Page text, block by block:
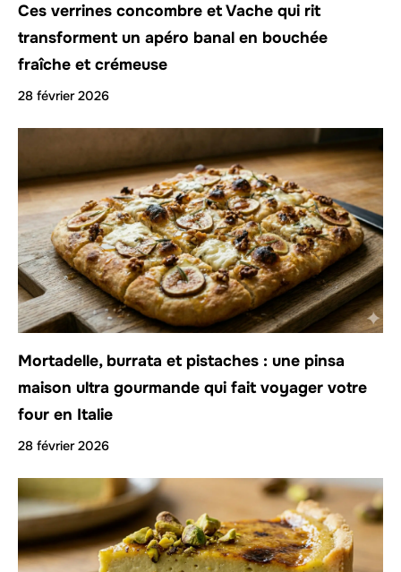
Ces verrines concombre et Vache qui rit
transforment un apéro banal en bouchée
fraîche et crémeuse
28 février 2026
Mortadelle, burrata et pistaches : une pinsa
maison ultra gourmande qui fait voyager votre
four en Italie
28 février 2026